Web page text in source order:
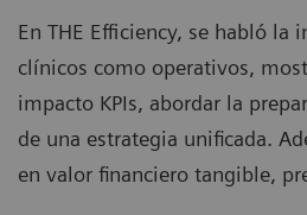
En THE Efficiency, se habló
clínicos como operativos,
impacto KPIs, abordar la
de una estrategia unificada.
en valor financiero tangible,